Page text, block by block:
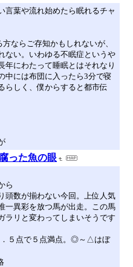
言葉や流れ始めたら眠れるチャ
ならご存知かもしれないが、
ない。いわゆる不眠症というや
年にわたって睡眠とはそれなり
中には布団に入ったら3分で寝
らしく、僕からすると都市伝
腐った魚の眼
ら
頭数が揃わない今回。上位人気
一異彩を放つ馬が出走。この馬
ラリと変わってしまいそうです
５点で５点満点。◎～△はぼ